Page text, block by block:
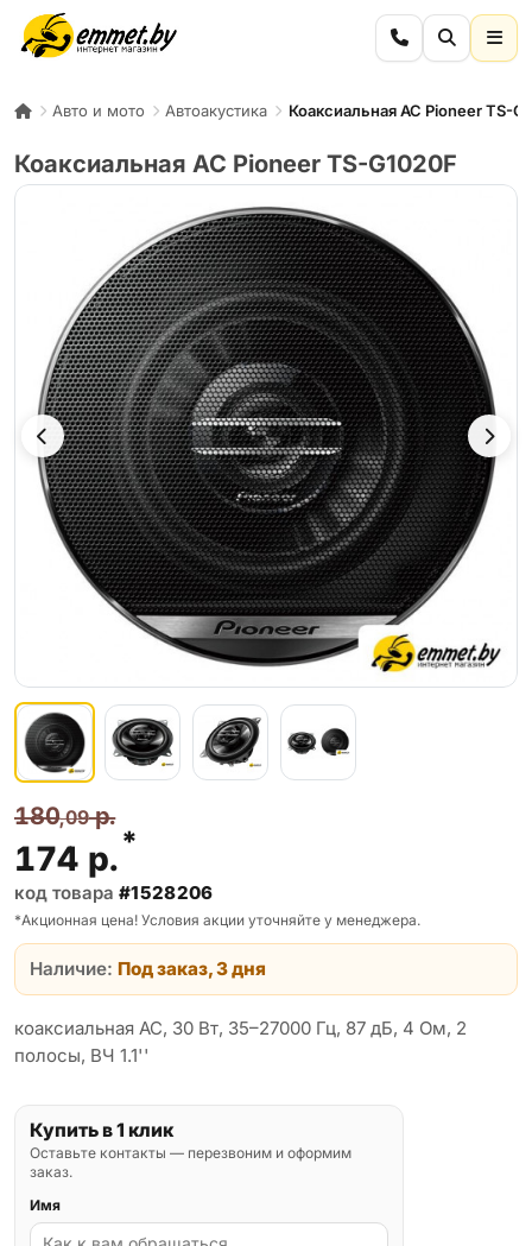
Авто и мото Автоакустика Коаксиальная АС Pioneer TS-
Коаксиальная АС Pioneer TS-G1020F
180,09р.
174 р.*
код товара #1528206
*Акционная цена! Условия акции уточняйте у менеджера.
Наличие: Под заказ, 3 дня
коаксиальная АС, 30 Вт, 35–27000 Гц, 87 дБ, 4 Ом, 2
полосы, ВЧ 1.1''
Купить в 1 клик
Оставьте контакты — перезвоним и оформим
заказ.
Имя